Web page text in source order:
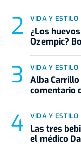
VIDA Y ESTILO
¿Los
Ozempic?
VIDA Y ESTILO
Alba
comentario
VIDA Y ESTILO
Las tres
el médico